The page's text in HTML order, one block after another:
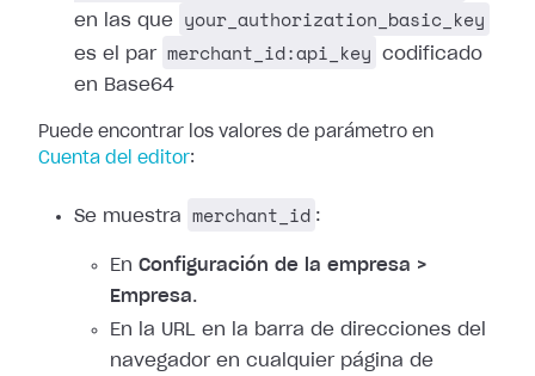
en las que
your_authorization_basic_key
es el par merchant_id:api_key
codificado
en Base64
Puede encontrar los valores de parámetro en
Cuenta del editor:
Se muestra merchant_id :
En Configuración de la empresa >
Empresa.
En la URL en la barra de direcciones del
navegador en cualquier página de